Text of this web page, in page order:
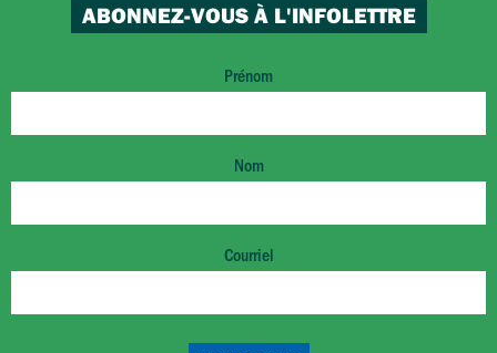
ABONNEZ-VOUS À L'INFOLETTRE
Prénom
Nom
Courriel